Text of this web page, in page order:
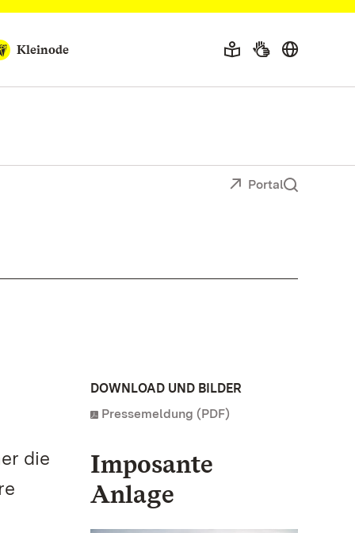
Kleinode
Portal
die
DOWNLOAD UND BILDER
Pressemeldung (PDF)
Imposante
Anlage